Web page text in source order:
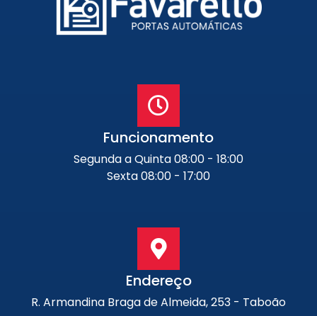
Funcionamento
Segunda a Quinta 08:00 - 18:00
Sexta 08:00 - 17:00
Endereço
R. Armandina Braga de Almeida, 253 - Taboão